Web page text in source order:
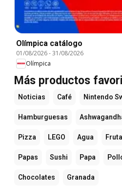
Olímpica catálogo
01/08/2026-31/08/2026
Olímpica
Más productos
Noticias Café Nintendo
Hamburguesas
Pizza LEGO Agua Fruta
Papas Sushi Papa
Chocolates Granada